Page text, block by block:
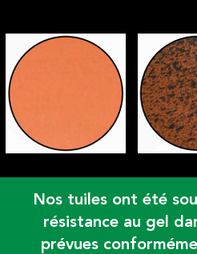
Nos tuiles ont été
résistance au gel
prévues